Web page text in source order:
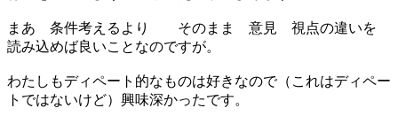
まあ 条件考えるより そのまま 意見 視点の違いを
読み込めば良いことなのですが。
わたしもディペート的なものは好きなので（これはディペー
トではないけど）興味深かったです。